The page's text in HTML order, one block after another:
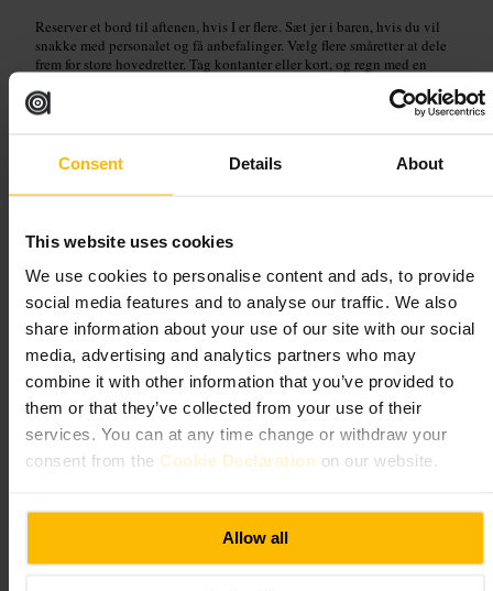
Consent Details About
This website uses cookies
We use cookies to personalise content and ads, to provide
social media features and to analyse our traffic. We also
share information about your use of our site with our social
media, advertising and analytics partners who may
combine it with other information that you’ve provided to
them or that they’ve collected from your use of their
services. You can at any time change or withdraw your
consent from the Cookie Declaration on our website.
Allow all
Reserver et bord til aftenen, hvis I er flere. Sæt jer i baren, hvis du vil
snakke med personalet og få anbefalinger. Vælg flere småretter at dele
frem for store hovedretter. Tag kontanter eller kort, og regn med en
Malo- Wine & Negroni Bar
4,5
Billede /
“Vin, negroni og tændte lys til rolige aftener.
Velegnet til